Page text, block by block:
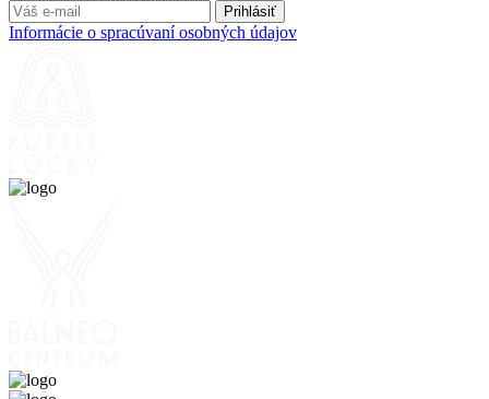
Prihlásiť
Informácie o spracúvaní osobných údajov